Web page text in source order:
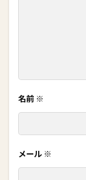
名前 ※
メール ※